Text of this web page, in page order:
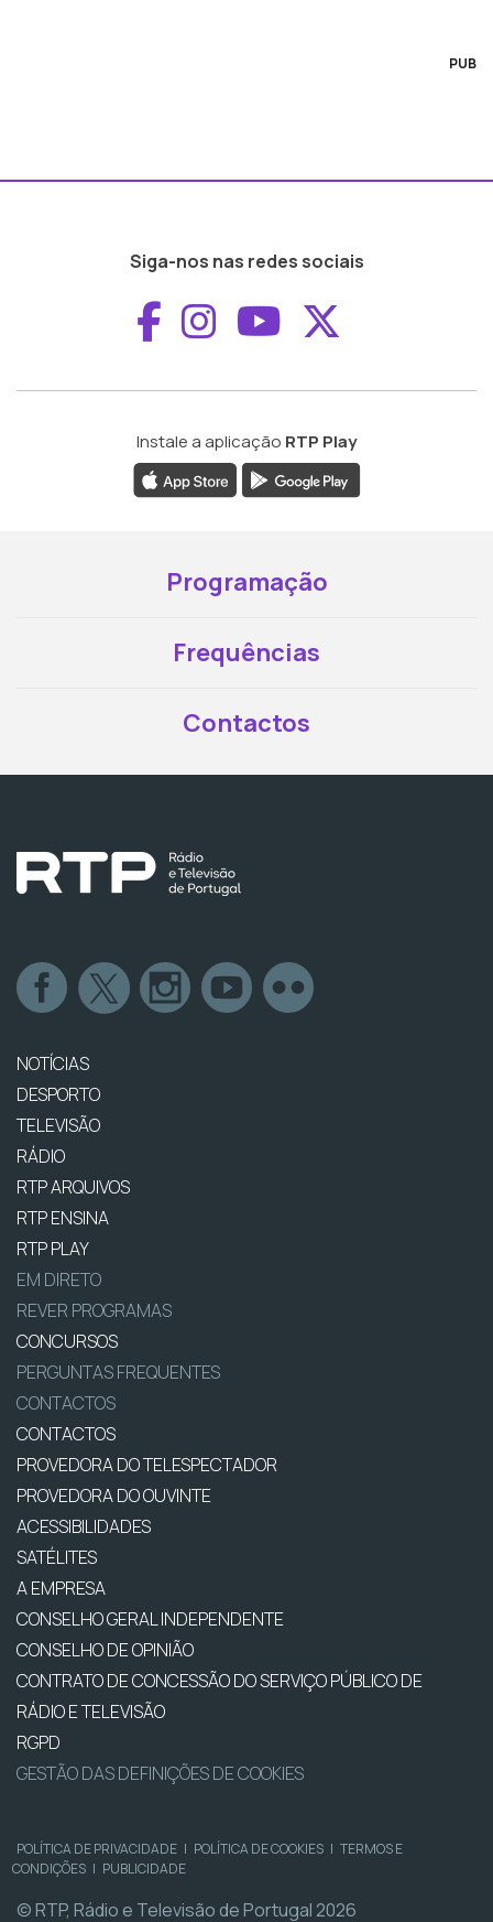
PUB
Siga-nos nas redes sociais
Aceder ao
Aceder ao
Aceder ao
Instale a aplicação RTP Play
Programação
Frequências
Contactos
NOTÍCIAS
DESPORTO
TELEVISÃO
RÁDIO
RTP ARQUIVOS
RTP ENSINA
RTP PLAY
EM DIRETO
REVER PROGRAMAS
CONCURSOS
PERGUNTAS FREQUENTES
CONTACTOS
CONTACTOS
PROVEDORA DO TELESPECTADOR
PROVEDORA DO OUVINTE
ACESSIBILIDADES
SATÉLITES
A EMPRESA
CONSELHO GERAL INDEPENDENTE
CONSELHO DE OPINIÃO
CONTRATO DE CONCESSÃO DO SERVIÇO PÚBLICO DE
RÁDIO E TELEVISÃO
RGPD
GESTÃO DAS DEFINIÇÕES DE COOKIES
POLÍTICA DE PRIVACIDADE | POLÍTICA DE COOKIES | TERMOS E
CONDIÇÕES | PUBLICIDADE
© RTP, Rádio e Televisão de Portugal 2026